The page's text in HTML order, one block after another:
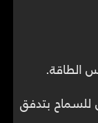
الطاقة.
للسماح بتدفق